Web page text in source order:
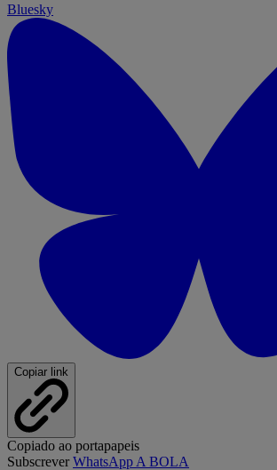
Bluesky
Copiar link
Copiado ao portapapeis
SubscreverWhatsApp A BOLA